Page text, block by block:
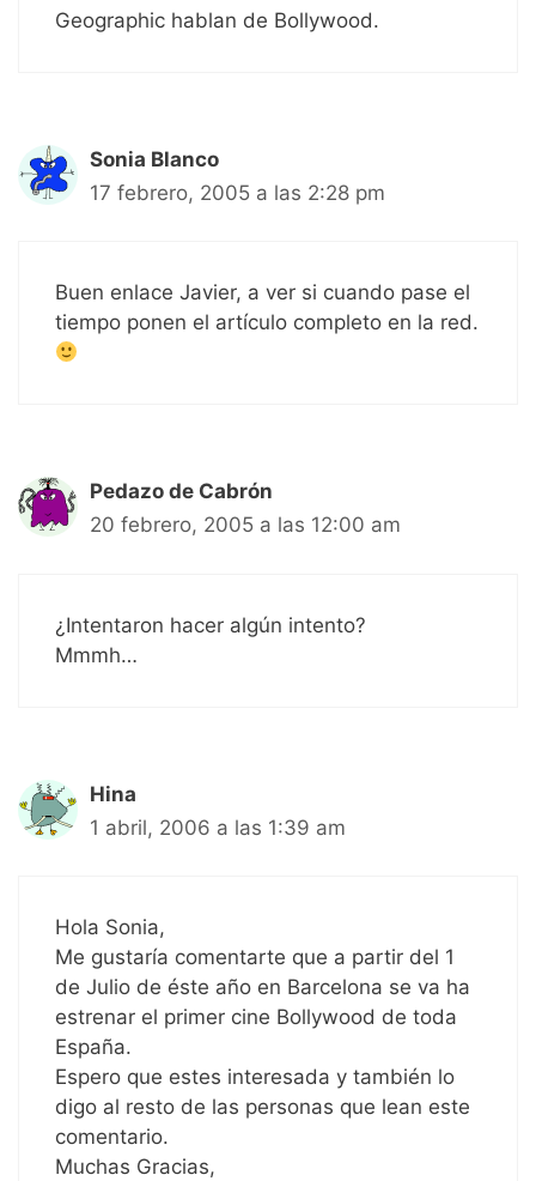
Geographic hablan de Bollywood.
Sonia Blanco
17 febrero, 2005 a las 2:28 pm
Buen enlace Javier, a ver si cuando pase el
tiempo ponen el artículo completo en la red.
Pedazo de Cabrón
20 febrero, 2005 a las 12:00 am
¿Intentaron hacer algún intento?
Mmmh…
Hina
1 abril, 2006 a las 1:39 am
Hola Sonia,
Me gustaría comentarte que a partir del 1
de Julio de éste año en Barcelona se va ha
estrenar el primer cine Bollywood de toda
España.
Espero que estes interesada y también lo
digo al resto de las personas que lean este
comentario.
Muchas Gracias,